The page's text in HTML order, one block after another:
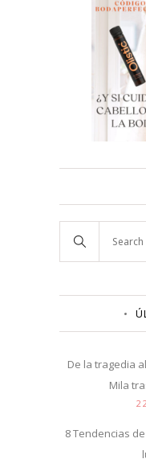
De la tragedia
Mila
8 Tendencias